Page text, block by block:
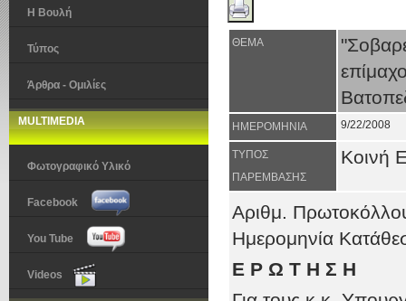
Η Βουλή
Τύπος
Άρθρα - Ομιλίες
MULTIMEDIA
Φωτογραφικό Υλικό
Facebook
You Tube
Videos
ΘΕΜΑ
ΗΜΕΡΟΜΗΝΙΑ 9/22/2008
ΤΥΠΟΣ
ΠΑΡΕΜΒΑΣΗΣ
Κοινή
Αριθμ.
Ημερομηνία
Ε Ρ Ω Τ Η Σ Η